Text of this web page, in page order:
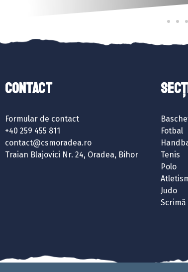
Contact
Formular de contact
+40 259 455 811
contact@csmoradea.ro
Traian Blajovici Nr. 24, Oradea, Bihor
Fotbal
Tenis
Polo
Judo
Scrimă